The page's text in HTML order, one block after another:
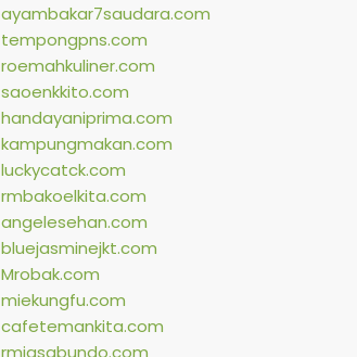
ayambakar7saudara.com
tempongpns.com
roemahkuliner.com
saoenkkito.com
handayaniprima.com
kampungmakan.com
luckycatck.com
rmbakoelkita.com
angelesehan.com
bluejasminejkt.com
Mrobak.com
miekungfu.com
cafetemankita.com
rmjasabundo.com